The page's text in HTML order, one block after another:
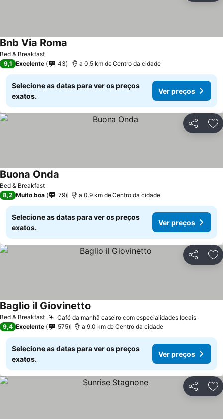
Bed & Breakfast
Bnb Via Roma
9,1 Excelente 43 a 0.5 km de Centro da cidade
Selecione as datas para ver os preços
exatos.
Ver preços
Partilhar
Bed & Breakfast
Buona Onda
8,2 Muito boa 79 a 0.9 km de Centro da cidade
Selecione as datas para ver os preços
exatos.
Ver preços
Partilhar
Bed & Breakfast Café da manhã caseiro com especialidades locais
Baglio il Giovinetto
9,4 Excelente 575 a 9.0 km de Centro da cidade
Selecione as datas para ver os preços
exatos.
Ver preços
Partilhar